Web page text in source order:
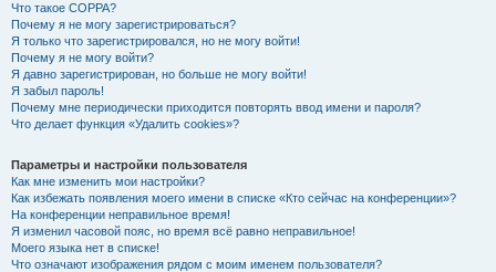
Что такое COPPA?
Почему я не могу зарегистрироваться?
Я только что зарегистрировался, но не могу войти!
Почему я не могу войти?
Я давно зарегистрирован, но больше не могу войти!
Я забыл пароль!
Почему мне периодически приходится повторять ввод имени и пароля?
Что делает функция «Удалить cookies»?
Параметры и настройки пользователя
Как мне изменить мои настройки?
Как избежать появления моего имени в списке «Кто сейчас на конференции»?
На конференции неправильное время!
Я изменил часовой пояс, но время всё равно неправильное!
Моего языка нет в списке!
Что означают изображения рядом с моим именем пользователя?